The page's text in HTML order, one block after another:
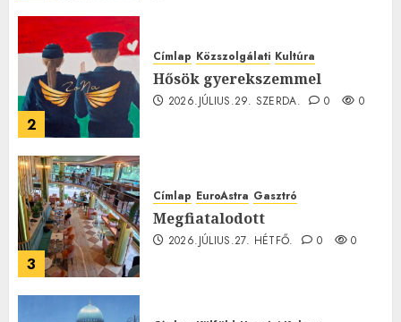
2
Címlap Közszolgálati Kultúra
Hősök gyerekszemmel
2026.JÚLIUS.29. SZERDA. 0 0
3
Címlap EuroAstra Gasztró
Megfiatalodott
2026.JÚLIUS.27. HÉTFŐ. 0 0